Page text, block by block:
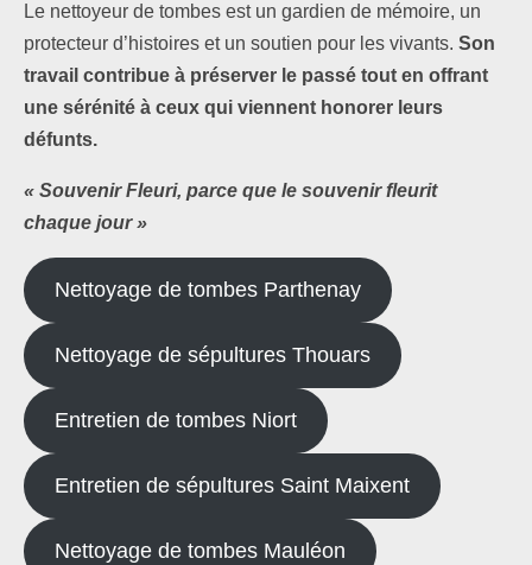
Le nettoyeur de tombes est un gardien de mémoire, un
protecteur d’histoires et un soutien pour les vivants. Son
travail contribue à préserver le passé tout en offrant
une sérénité à ceux qui viennent honorer leurs
défunts.
« Souvenir Fleuri, parce que le souvenir fleurit
chaque jour »
Nettoyage de tombes Parthenay
Nettoyage de sépultures Thouars
Entretien de tombes Niort
Entretien de sépultures Saint Maixent
Nettoyage de tombes Mauléon